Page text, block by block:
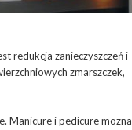
redukcja zanieczyszczeń i
zmarszczek,
Manicure i pedicure mozna